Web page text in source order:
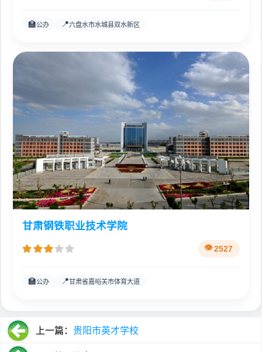
🏫公办 📍六盘水市水城县双水新区
甘肃钢铁职业技术学院
2527
🏫公办 📍甘肃省嘉峪关市体育大道
上一篇： 贵阳市英才学校